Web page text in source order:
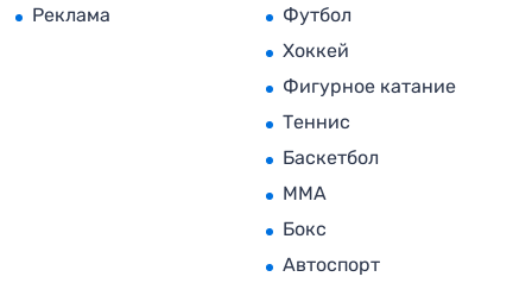
Реклама
Футбол
Хоккей
Фигурное катание
Теннис
Баскетбол
MMA
Бокс
Автоспорт